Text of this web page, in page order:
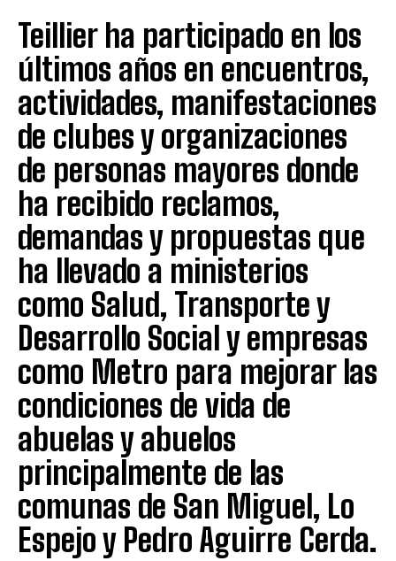
Teillier ha participado en los
últimos años en encuentros,
actividades, manifestaciones
de clubes y organizaciones
de personas mayores donde
ha recibido reclamos,
demandas y propuestas que
ha llevado a ministerios
como Salud, Transporte y
Desarrollo Social y empresas
como Metro para mejorar las
condiciones de vida de
abuelas y abuelos
principalmente de las
comunas de San Miguel, Lo
Espejo y Pedro Aguirre Cerda.